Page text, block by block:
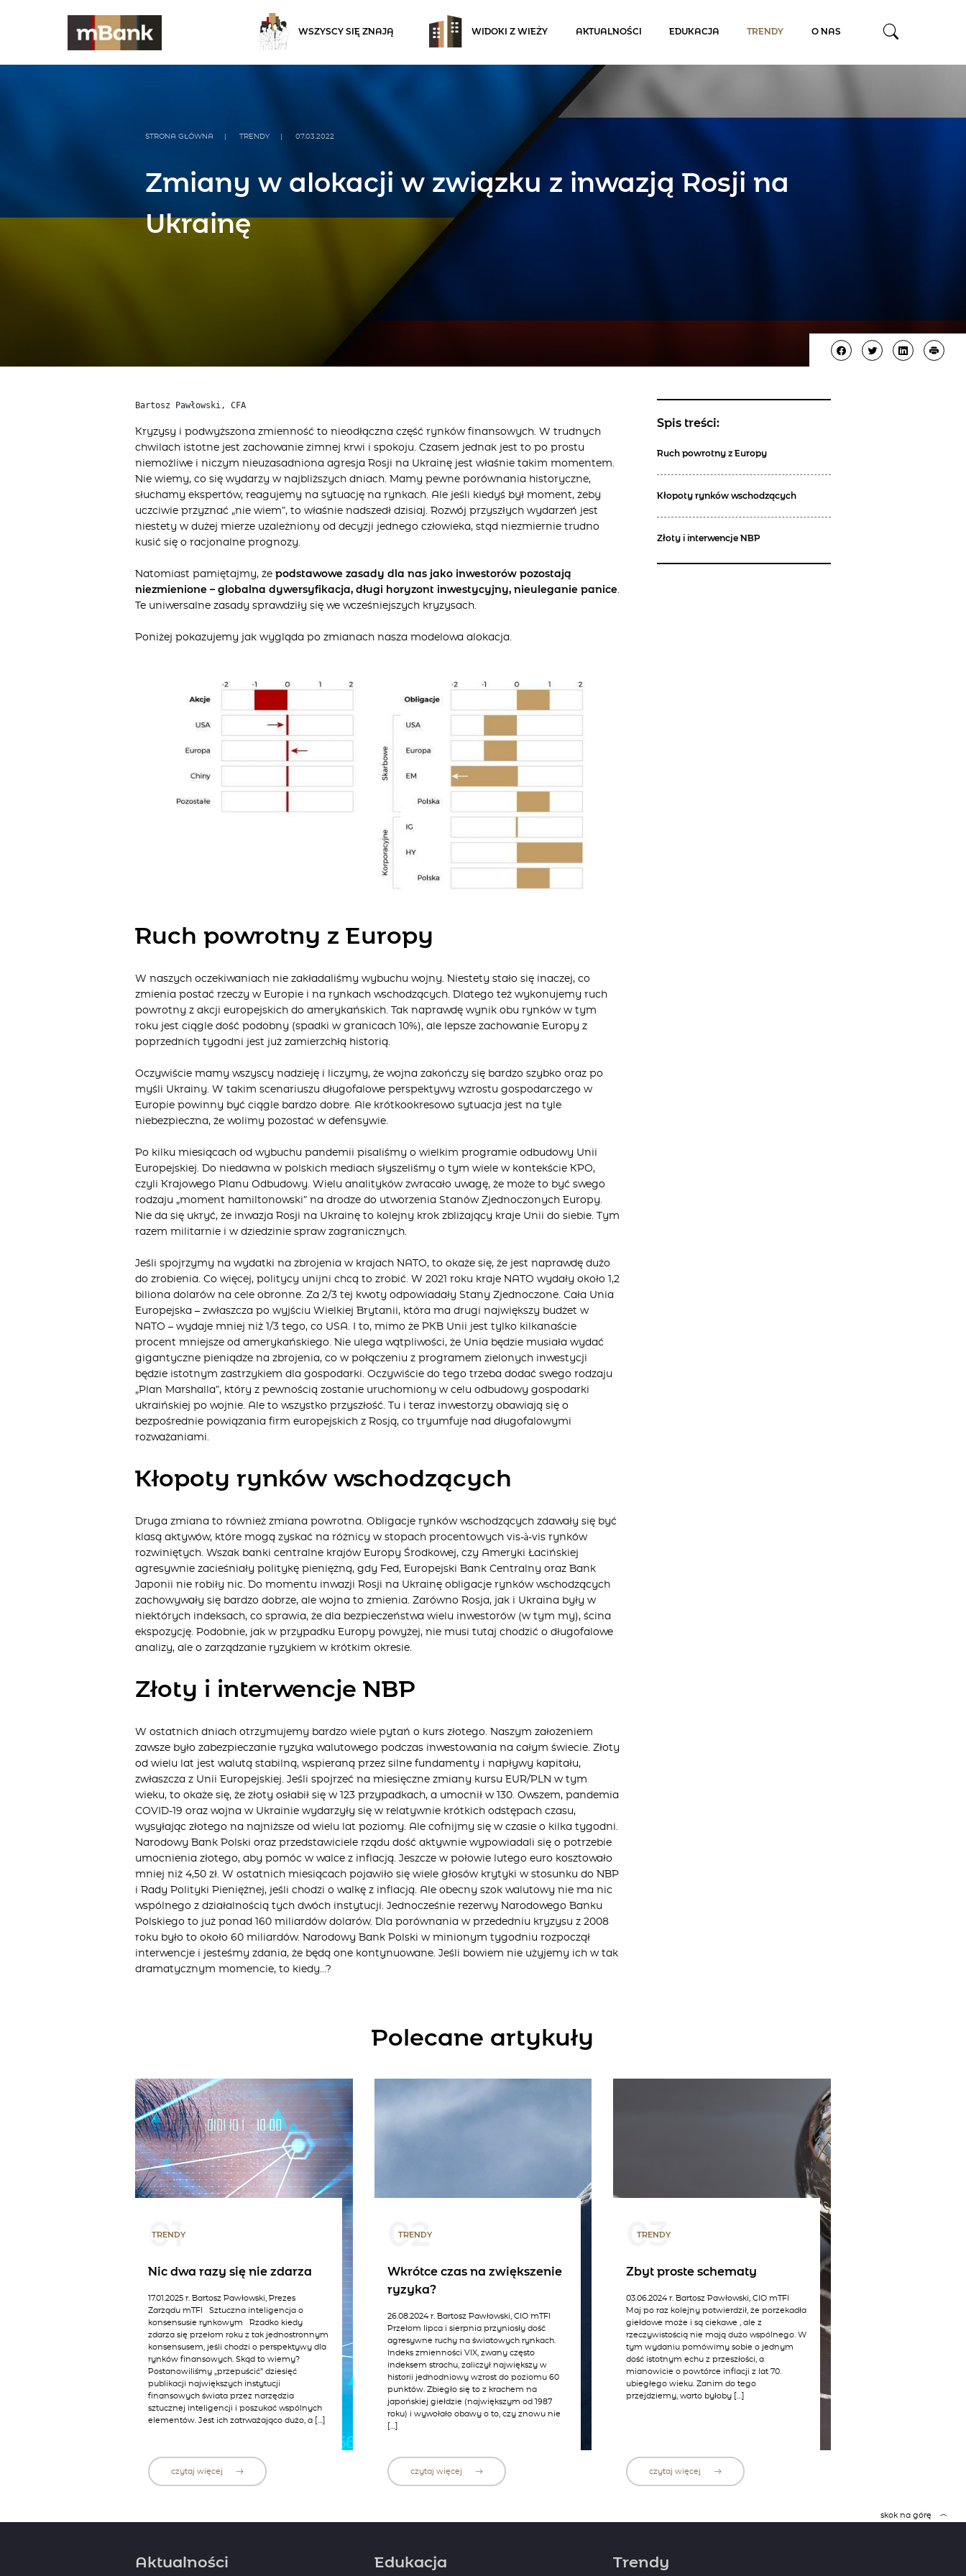
WSZYSCY SIĘ ZNAJĄ WIDOKI Z WIEŻY AKTUALNOŚCI EDUKACJA TRENDY O NAS
STRONA GŁÓWNA TRENDY 07.03.2022
Zmiany w alokacji w związku z inwazją Rosji na
Ukrainę
Bartosz Pawłowski, CFA
Kryzysy i podwyższona zmienność to nieodłączna część rynków finansowych. W trudnych
chwilach istotne jest zachowanie zimnej krwi i spokoju. Czasem jednak jest to po prostu
niemożliwe i niczym nieuzasadniona agresja Rosji na Ukrainę jest właśnie takim momentem.
Nie wiemy, co się wydarzy w najbliższych dniach. Mamy pewne porównania historyczne,
słuchamy ekspertów, reagujemy na sytuację na rynkach. Ale jeśli kiedyś był moment, żeby
uczciwie przyznać „nie wiem”, to właśnie nadszedł dzisiaj. Rozwój przyszłych wydarzeń jest
niestety w dużej mierze uzależniony od decyzji jednego człowieka, stąd niezmiernie trudno
kusić się o racjonalne prognozy.
Natomiast pamiętajmy, żepodstawowe zasady dla nas jako inwestorów pozostają
niezmienione – globalna dywersyfikacja, długi horyzont inwestycyjny, nieuleganie panice.
Te uniwersalne zasady sprawdziły się we wcześniejszych kryzysach.
Poniżej pokazujemy jak wygląda po zmianach nasza modelowa alokacja.
Ruch powrotny z Europy
W naszych oczekiwaniach nie zakładaliśmy wybuchu wojny. Niestety stało się inaczej, co
zmienia postać rzeczy w Europie i na rynkach wschodzących. Dlatego też wykonujemy ruch
powrotny z akcji europejskich do amerykańskich. Tak naprawdę wynik obu rynków w tym
roku jest ciągle dość podobny (spadki w granicach 10%), ale lepsze zachowanie Europy z
poprzednich tygodni jest już zamierzchłą historią.
Oczywiście mamy wszyscy nadzieję i liczymy, że wojna zakończy się bardzo szybko oraz po
myśli Ukrainy. W takim scenariuszu długofalowe perspektywy wzrostu gospodarczego w
Europie powinny być ciągle bardzo dobre. Ale krótkookresowo sytuacja jest na tyle
niebezpieczna, że wolimy pozostać w defensywie.
Po kilku miesiącach od wybuchu pandemiipisaliśmy o wielkim programie odbudowy Unii
Europejskiej . Do niedawna w polskich mediach słyszeliśmy o tym wiele w kontekście KPO,
czyli Krajowego Planu Odbudowy. Wielu analityków zwracało uwagę, że może to być swego
rodzaju „moment hamiltonowski” na drodze do utworzenia Stanów Zjednoczonych Europy.
Nie da się ukryć, że inwazja Rosji na Ukrainę to kolejny krok zbliżający kraje Unii do siebie. Tym
razem militarnie i w dziedzinie spraw zagranicznych.
Jeśli spojrzymy na wydatki na zbrojenia w krajach NATO, to okaże się, że jest naprawdę dużo
do zrobienia. Co więcej, politycy unijni chcą to zrobić. W 2021 roku kraje NATO wydały około 1,2
biliona dolarów na cele obronne. Za 2/3 tej kwoty odpowiadały Stany Zjednoczone. Cała Unia
Europejska – zwłaszcza po wyjściu Wielkiej Brytanii, która ma drugi największy budżet w
NATO – wydaje mniej niż 1/3 tego, co USA. I to, mimo że PKB Unii jest tylko kilkanaście
procent mniejsze od amerykańskiego. Nie ulega wątpliwości, że Unia będzie musiała wydać
gigantyczne pieniądze na zbrojenia, co w połączeniu z programem zielonych inwestycji
będzie istotnym zastrzykiem dla gospodarki. Oczywiście do tego trzeba dodać swego rodzaju
„Plan Marshalla”, który z pewnością zostanie uruchomiony w celu odbudowy gospodarki
ukraińskiej po wojnie. Ale to wszystko przyszłość. Tu i teraz inwestorzy obawiają się o
bezpośrednie powiązania firm europejskich z Rosją, co tryumfuje nad długofalowymi
rozważaniami.
Kłopoty rynków wschodzących
Druga zmiana to również zmiana powrotna. Obligacje rynków wschodzących zdawały się być
klasą aktywów, które mogą zyskać na różnicy w stopach procentowych vis-à-vis rynków
rozwiniętych. Wszak banki centralne krajów Europy Środkowej, czy Ameryki Łacińskiej
agresywnie zacieśniały politykę pieniężną, gdy Fed, Europejski Bank Centralny oraz Bank
Japonii nie robiły nic. Do momentu inwazji Rosji na Ukrainę obligacje rynków wschodzących
zachowywały się bardzo dobrze, ale wojna to zmienia. Zarówno Rosja, jak i Ukraina były w
niektórych indeksach, co sprawia, że dla bezpieczeństwa wielu inwestorów (w tym my), ścina
ekspozycję. Podobnie, jak w przypadku Europy powyżej, nie musi tutaj chodzić o długofalowe
analizy, ale o zarządzanie ryzykiem w krótkim okresie.
Złoty i interwencje NBP
W ostatnich dniach otrzymujemy bardzo wiele pytań o kurs złotego. Naszym założeniem
zawsze było zabezpieczanie ryzyka walutowego podczas inwestowania na całym świecie. Złoty
od wielu lat jest walutą stabilną, wspieraną przez silne fundamenty i napływy kapitału,
zwłaszcza z Unii Europejskiej. Jeśli spojrzeć na miesięczne zmiany kursu EUR/PLN w tym
wieku, to okaże się, że złoty osłabił się w 123 przypadkach, a umocnił w 130. Owszem, pandemia
COVID-19 oraz wojna w Ukrainie wydarzyły się w relatywnie krótkich odstępach czasu,
wysyłając złotego na najniższe od wielu lat poziomy. Ale cofnijmy się w czasie o kilka tygodni.
Narodowy Bank Polski oraz przedstawiciele rządu dość aktywnie wypowiadali się o potrzebie
umocnienia złotego, aby pomóc w walce z inflacją. Jeszcze w połowie lutego euro kosztowało
mniej niż 4,50 zł. W ostatnich miesiącach pojawiło się wiele głosów krytyki w stosunku do NBP
i Rady Polityki Pieniężnej, jeśli chodzi o walkę z inflacją. Ale obecny szok walutowy nie ma nic
wspólnego z działalnością tych dwóch instytucji. Jednocześnie rezerwy Narodowego Banku
Polskiego to już ponad 160 miliardów dolarów. Dla porównania w przededniu kryzysu z 2008
roku było to około 60 miliardów. Narodowy Bank Polski w minionym tygodniu rozpoczął
interwencje i jesteśmy zdania, że będą one kontynuowane. Jeśli bowiem nie użyjemy ich w tak
dramatycznym momencie, to kiedy…?
Spis treści:
Ruch powrotny z Europy
Kłopoty rynków wschodzących
Złoty i interwencje NBP
Polecane artykuły
01
TRENDY
Nic dwa razy się nie zdarza
17.01.2025 r. Bartosz Pawłowski, Prezes
Zarządu mTFI Sztuczna inteligencja o
konsensusie rynkowym Rzadko kiedy
zdarza się przełom roku z tak jednostronnym
konsensusem, jeśli chodzi o perspektywy dla
rynków finansowych. Skąd to wiemy?
Postanowiliśmy „przepuścić” dziesięć
publikacji największych instytucji
finansowych świata przez narzędzia
sztucznej inteligencji i poszukać wspólnych
elementów. Jest ich zatrważająco dużo, a […]
czytaj więcej
02
TRENDY
Wkrótce czas na zwiększenie
ryzyka?
26.08.2024 r. Bartosz Pawłowski, CIO mTFI
Przełom lipca i sierpnia przyniosły dość
agresywne ruchy na światowych rynkach.
Indeks zmienności VIX, zwany często
indeksem strachu, zaliczył największy w
historii jednodniowy wzrost do poziomu 60
punktów. Zbiegło się to z krachem na
japońskiej giełdzie (największym od 1987
roku) i wywołało obawy o to, czy znowu nie
czytaj więcej
03
TRENDY
Zbyt proste schematy
03.06.2024 r. Bartosz Pawłowski, CIO mTFI
Maj po raz kolejny potwierdził, że porzekadła
giełdowe może i są ciekawe , ale z
rzeczywistością nie mają dużo wspólnego. W
tym wydaniu pomówimy sobie o jednym
dość istotnym echu z przeszłości, a
mianowicie o powtórce inflacji z lat 70.
ubiegłego wieku. Zanim do tego
przejdziemy, warto byłoby […]
czytaj więcej
skok na górę
Aktualności Edukacja Trendy